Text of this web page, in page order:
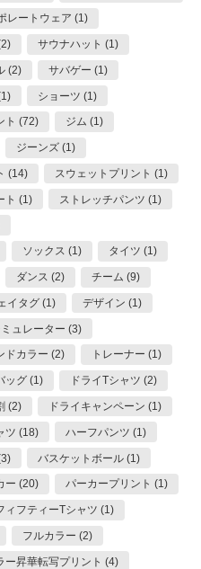
レートウェア (1)
サウナハット (1)
(2) サバゲー (1)
ショーツ (1)
ト (72) ジム (1)
ジーンズ (1)
(14) スウェットプリント (1)
ト (1) ストレッチパンツ (1)
ソックス (1) タイツ (1)
ダンス (2) チーム (9)
イタグ (1) デザイン (1)
ュレーター (3)
ドカラー (2) トレーナー (1)
ッグ (1) ドライTシャツ (2)
(2) ドライキャンペーン (1)
ツ (18) ハーフパンツ (1)
バスケットボール (1)
ー (20) パーカープリント (1)
ィフティーTシャツ (1)
フルカラー (2)
ー昇華転写プリント (4)